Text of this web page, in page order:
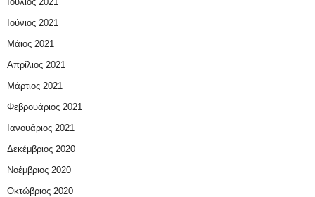
Ιούνιος 2021
Μάιος 2021
Απρίλιος 2021
Μάρτιος 2021
Φεβρουάριος 2021
Ιανουάριος 2021
Δεκέμβριος 2020
Νοέμβριος 2020
Οκτώβριος 2020